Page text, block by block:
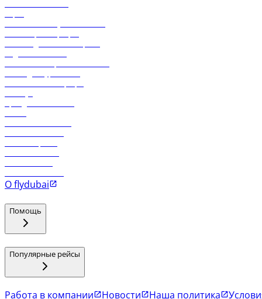
О flydubai
Помощь
Популярные рейсы
Работа в компании Новости Наша политика